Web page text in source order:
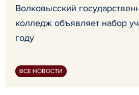
Волковысский
колледж объявляет набор
году
ВСЕ НОВОСТИ